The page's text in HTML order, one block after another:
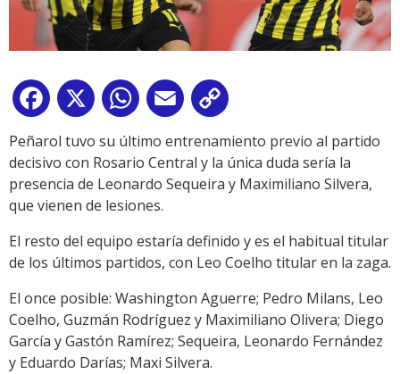
Facebook
X WhatsApp
Email
Link
Peñarol tuvo su último entrenamiento previo al partido
decisivo con Rosario Central y la única duda sería la
presencia de Leonardo Sequeira y Maximiliano Silvera,
que vienen de lesiones.
El resto del equipo estaría definido y es el habitual titular
de los últimos partidos, con Leo Coelho titular en la zaga.
El once posible: Washington Aguerre; Pedro Milans, Leo
Coelho, Guzmán Rodríguez y Maximiliano Olivera; Diego
García y Gastón Ramírez; Sequeira, Leonardo Fernández
y Eduardo Darías; Maxi Silvera.